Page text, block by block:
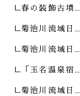
春の装飾古墳…
菊池川流域日…
菊池川流域日…
「玉名温泉宿…
菊池川流域日…